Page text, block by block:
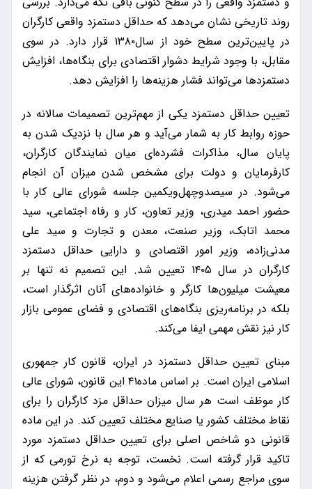
روند تاریخی نشان می‌دهد که حداقل دستمزد واقعی کارگران
در پایین‌ترین سطح خود از سال۱۳۸۰ قرار دارد. در سوی
مقابل، با وجود شرایط دشوار اقتصادی برای بنگاه‌ها، افزایش
دستمزدها می‌تواند فشار هزینه‌ها را افزایش دهد.
تعیین حداقل دستمزد یکی از مهم‌ترین تصمیمات سالانه در
حوزه روابط کار به شمار می‌آید و هر سال با نزدیک شدن به
پایان سال، مذاکرات فشرده‌ای میان نمایندگان کارگران،
کارفرمایان و دولت برای مشخص شدن میزان آن انجام
می‌شود. در سیصدوچهل‌ویکمین جلسه شورای عالی کار با
حضور احمد میدری، وزیر تعاون، کار و رفاه اجتماعی، سید
محمد اتابک، وزیر صنعت، معدن و تجارت و سید علی
مدنی‌زاده، وزیر امور اقتصادی و دارایی حداقل دستمزد
کارگران در سال ۱۴۰۵ تعیین شد. این تصمیم نه تنها بر
معیشت میلیون‌ها کارگر و خانواده‌های آنان اثرگذار است،
بلکه در برنامه‌ریزی بنگاه‌های اقتصادی و فضای عمومی بازار
کار نیز نقش مهمی ایفا می‌کند.
مبنای تعیین حداقل دستمزد در ایران، قانون کار جمهوری
اسلامی ایران است. بر اساس ماده۴۱ این قانون، شورای عالی
کار موظف است هر سال میزان حداقل مزد کارگران را برای
نقاط مختلف کشور یا صنایع مختلف تعیین کند. در این ماده
قانونی دو شاخص اصلی برای تعیین حداقل دستمزد مورد
تاکید قرار گرفته است. نخست، توجه به نرخ تورمی که از
سوی مراجع رسمی اعلام می‌شود و دوم، در نظر گرفتن هزینه